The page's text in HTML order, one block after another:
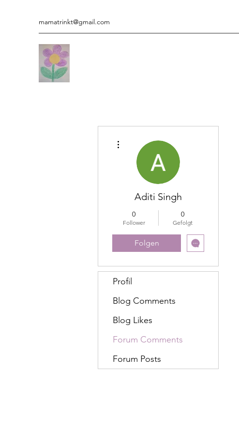
mamatrinkt@gmail.com
Aditi Singh
0
Follower
0
Gefolgt
Folgen
Profil
Blog Comments
Blog Likes
Forum Comments
Forum Posts